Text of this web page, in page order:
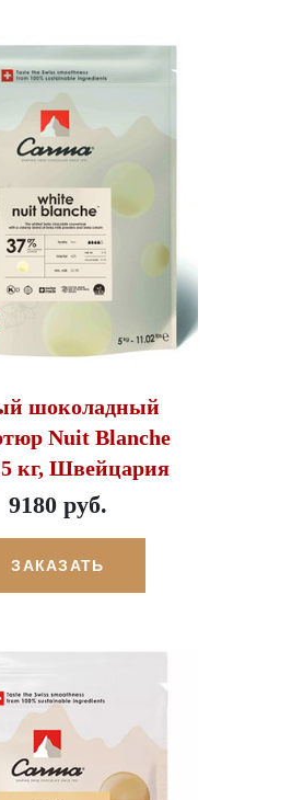
шоколадный
Nuit Blanche
кг, Швейцария
9180 руб.
ЗАКАЗАТЬ